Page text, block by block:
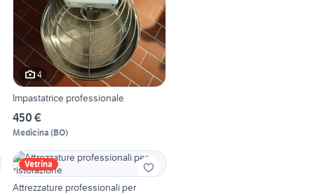
4
Impastatrice professionale
450 €
Medicina (BO)
Vetrina
Attrezzature professionali per